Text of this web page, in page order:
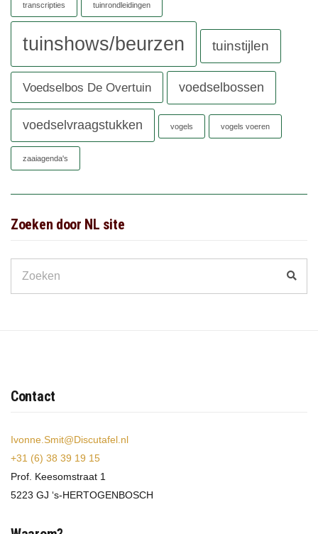
transcripties tuinrondleidingen
tuinshows/beurzen tuinstijlen
Voedselbos De Overtuin voedselbossen
voedselvraagstukken vogels vogels voeren
zaaiagenda's
Zoeken door NL site
for:
Contact
Ivonne.Smit@Discutafel.nl
+31 (6) 38 39 19 15
Prof. Keesomstraat 1
5223 GJ ‘s-HERTOGENBOSCH